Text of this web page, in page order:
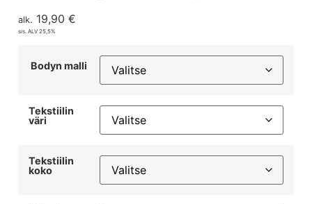
alk. 19,90 €
sis. ALV 25,5%
Bodyn malli
Tekstiilin
väri
Tekstiilin
koko